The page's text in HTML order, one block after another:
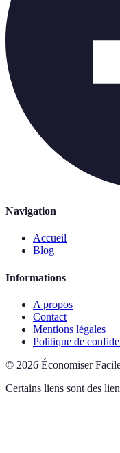
Navigation
Accueil
Blog
Informations
A propos
Contact
Mentions légales
Politique de
© 2026 Économiser
Certains liens sont des